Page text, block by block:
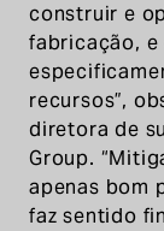
construir e
fabricação,
recursos”,
diretora de
Group.
apenas bom
faz sentido